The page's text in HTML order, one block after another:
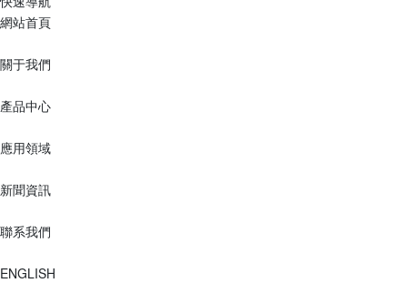
網站首頁
關于我們
產品中心
應用領域
新聞資訊
聯系我們
ENGLISH